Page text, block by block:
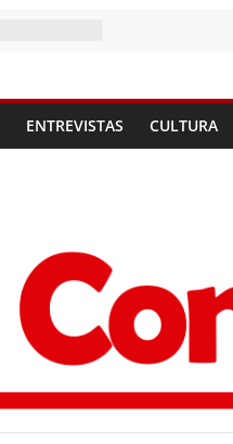
ENTREVISTAS CULTURA